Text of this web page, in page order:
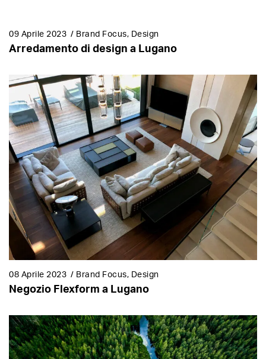
09 Aprile 2023 / Brand Focus, Design
Arredamento di design a Lugano
08 Aprile 2023 / Brand Focus, Design
Negozio Flexform a Lugano